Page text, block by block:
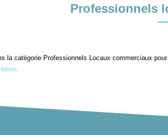
Professionnels
la catégorie Professionnels Locaux commerciaux